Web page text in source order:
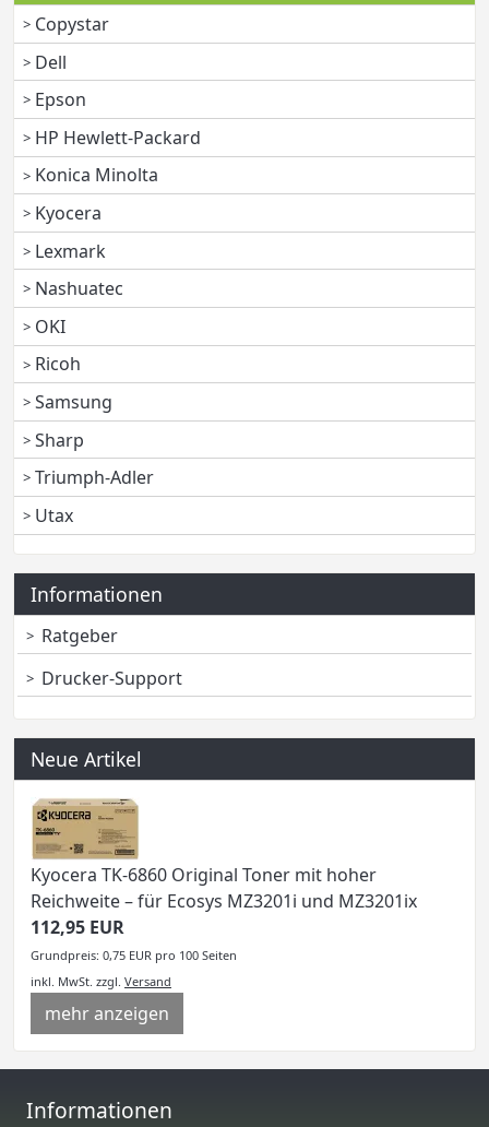
Copystar
Dell
Epson
HP Hewlett-Packard
Konica Minolta
Kyocera
Lexmark
Nashuatec
OKI
Ricoh
Samsung
Sharp
Triumph-Adler
Utax
Informationen
Ratgeber
Drucker-Support
Neue Artikel
Kyocera TK-6860 Original Toner mit hoher
Reichweite – für Ecosys MZ3201i und MZ3201ix
112,95 EUR
Grundpreis: 0,75 EUR pro 100 Seiten
inkl. MwSt. zzgl. Versand
mehr anzeigen
Informationen